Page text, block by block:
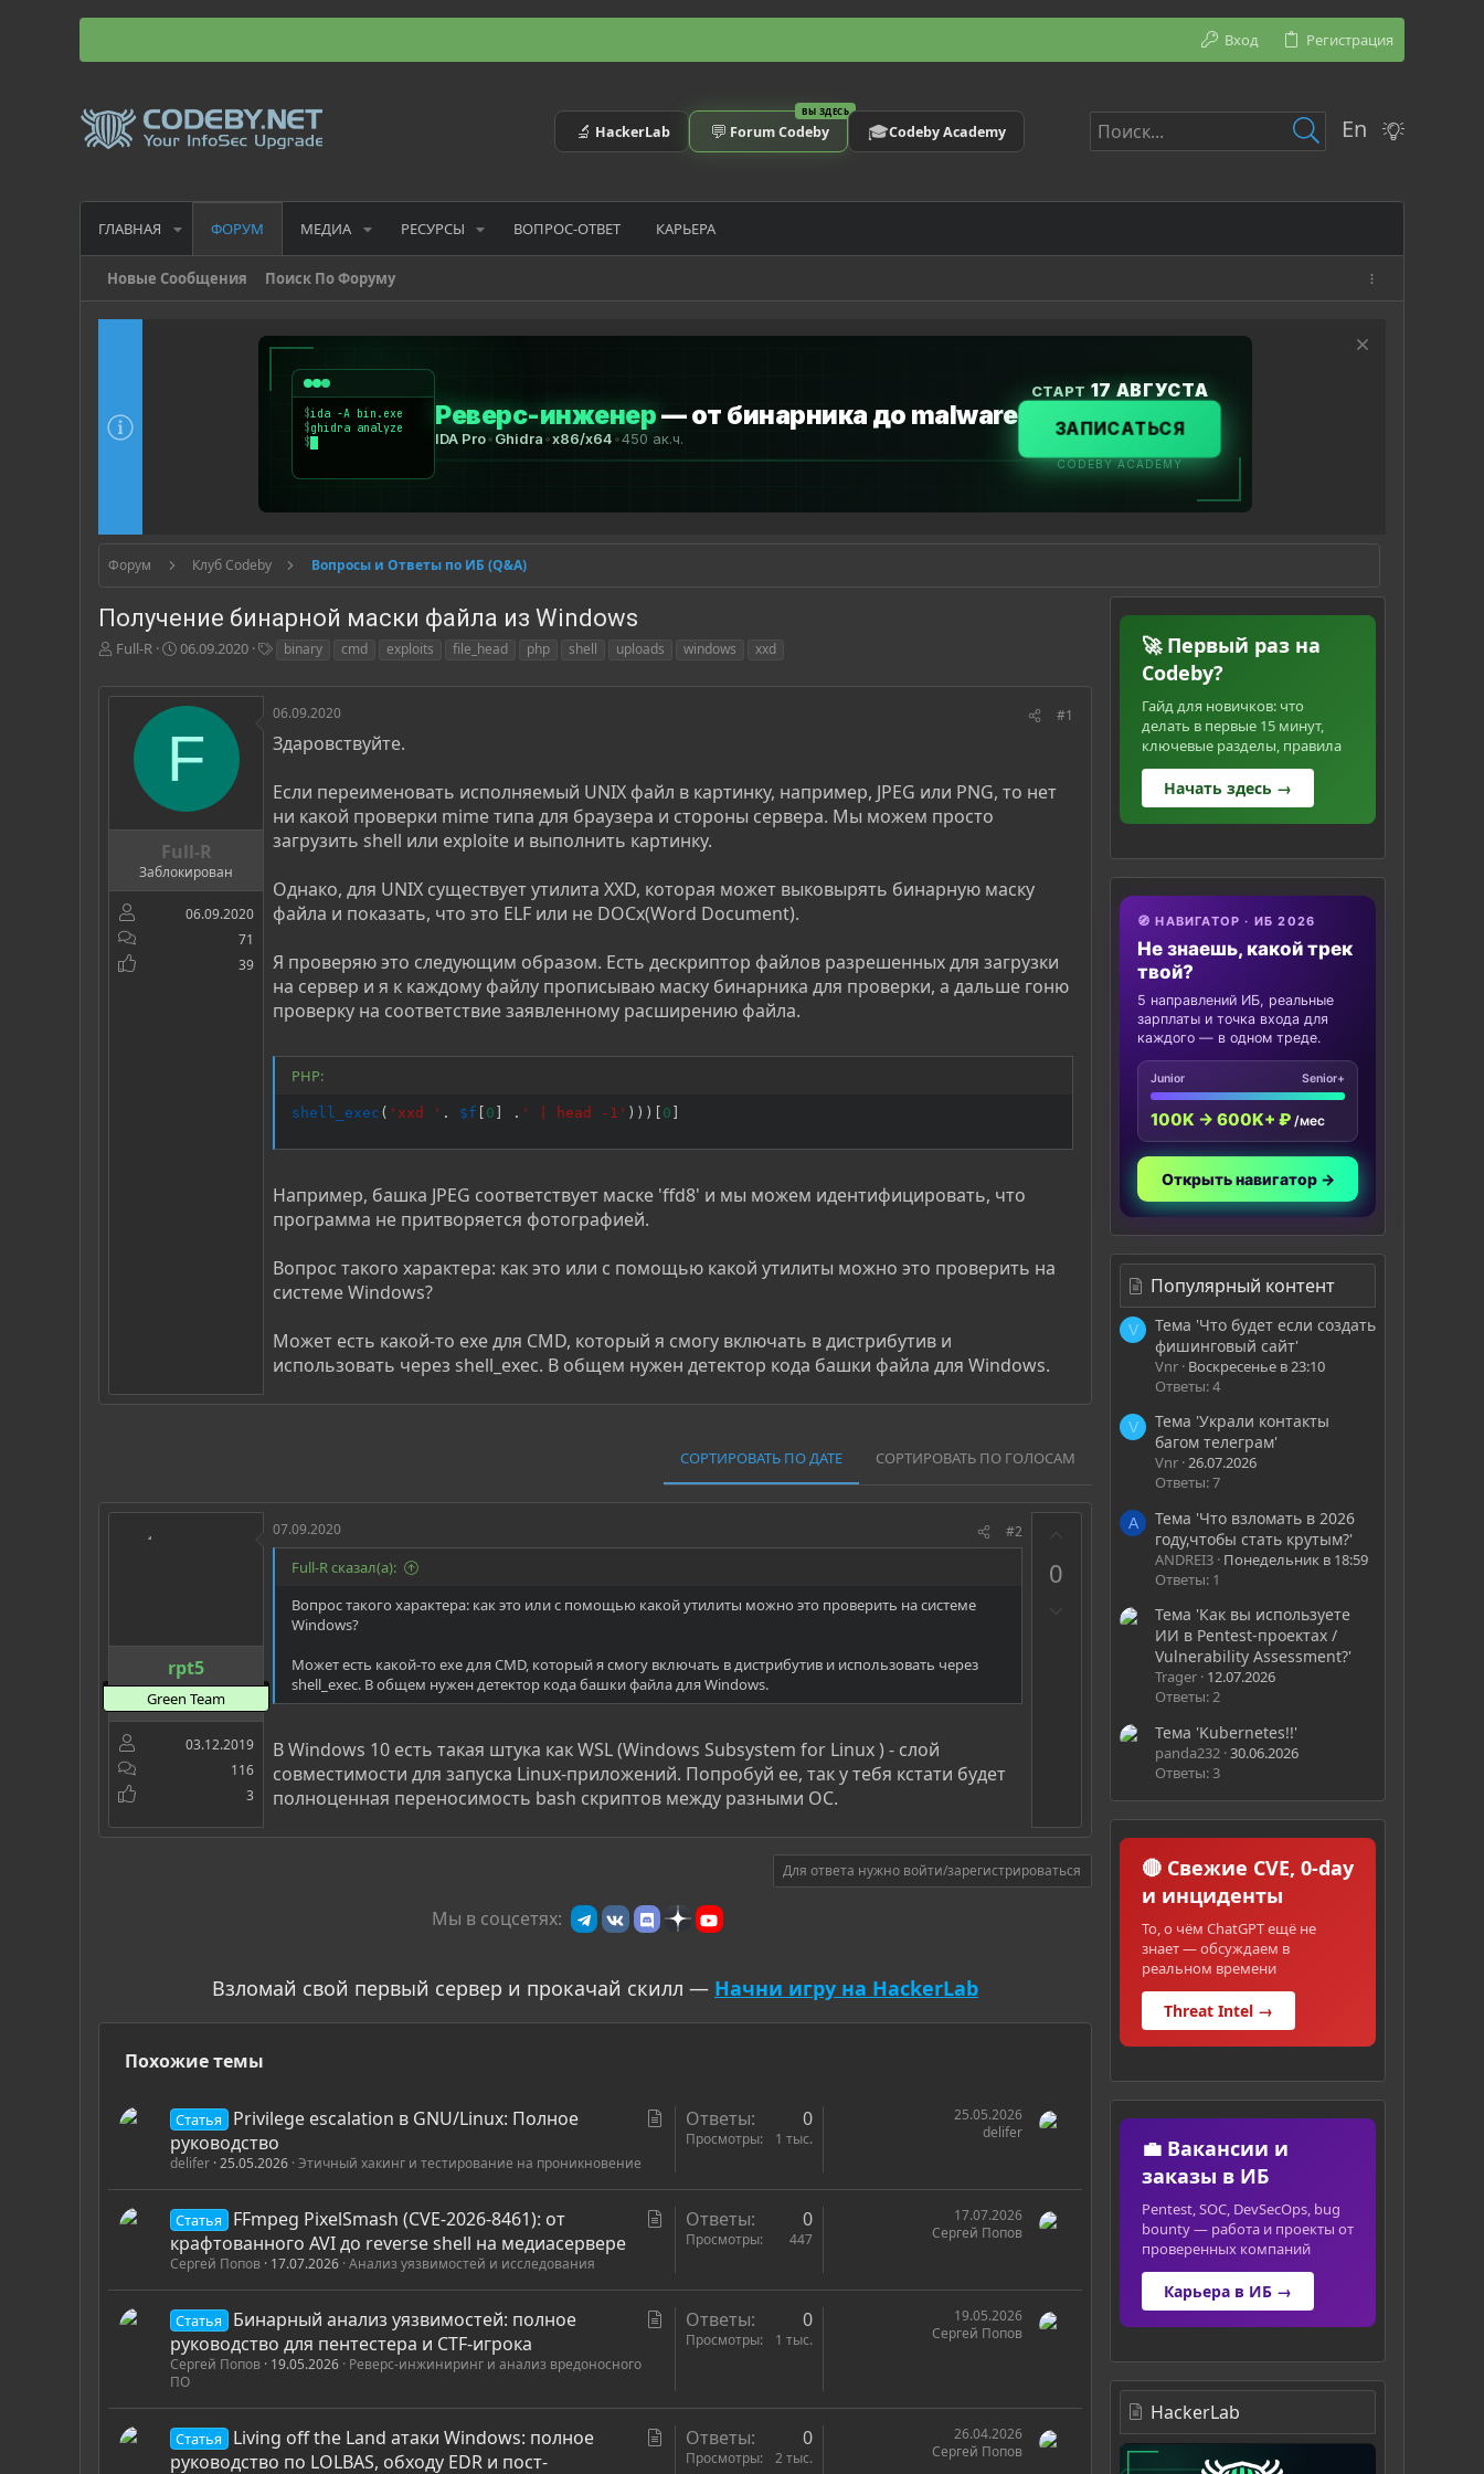
Вход Регистрация
🔬 HackerLab
ВЫ ЗДЕСЬ
💬 Forum Codeby 🎓Codeby Academy En
ГЛАВНАЯ ФОРУМ МЕДИА РЕСУРСЫ ВОПРОС-ОТВЕТ КАРЬЕРА
Новые Сообщения Поиск По Форуму
Форум Клуб Codeby Вопросы и Ответы по ИБ (Q&A)
Получение бинарной маски файла из Windows
А
т
Full-R
Д
т
а
а
ч
л
а
06.09.2020
г
и
binary cmd exploits file_head php shell uploads windows xxd
F
Full-R
Заблокирован
06.09.2020
71
39
06.09.2020 #1
Здаровствуйте.
Если переименовать исполняемый UNIX файл в картинку, например, JPEG или PNG, то нет
ни какой проверки mime типа для браузера и стороны сервера. Мы можем просто
загрузить shell или exploite и выполнить картинку.
Однако, для UNIX существует утилита XXD, которая может выковырять бинарную маску
файла и показать, что это ELF или не DOCx(Word Document).
Я проверяю это следующим образом. Есть дескриптор файлов разрешенных для загрузки
на сервер и я к каждому файлу прописываю маску бинарника для проверки, а дальше гоню
проверку на соответствие заявленному расширению файла.
PHP:
shell_exec ( 'xxd ' . $f 0 . ' | head -1' ) ) ) 0
Например, башка JPEG соответствует маске 'ffd8' и мы можем идентифицировать, что
программа не притворяется фотографией.
Вопрос такого характера: как это или с помощью какой утилиты можно это проверить на
системе Windows?
Может есть какой-то exe для CMD, который я смогу включать в дистрибутив и
использовать через shell_exec. В общем нужен детектор кода башки файла для Windows.
СОРТИРОВАТЬ ПО ДАТЕ СОРТИРОВАТЬ ПО ГОЛОСАМ
rpt5
Green Team
03.12.2019
116
3
07.09.2020 #2
Full-R сказал(а):
Вопрос такого характера: как это или с помощью какой утилиты можно это проверить на системе
Windows?
Может есть какой-то exe для CMD, который я смогу включать в дистрибутив и использовать через
shell_exec. В общем нужен детектор кода башки файла для Windows.
В Windows 10 есть такая штука как WSL (Windows Subsystem for Linux ) - слой
совместимости для запуска Linux-приложений. Попробуй ее, так у тебя кстати будет
полноценная переносимость bash скриптов между разными ОС.
0
Для ответа нужно войти/зарегистрироваться
Мы в соцсетях:
Взломай свой первый сервер и прокачай скилл — Начни игру на HackerLab
Похожие темы
т
Статья
Privilege escalation в GNU/Linux: Полное
руководство
delifer 25.05.2026 Этичный хакинг и тестирование на проникновение
Ответы 0
Просмотры 1 тыс.
25.05.2026
delifer
т
Статья
FFmpeg PixelSmash (CVE-2026-8461): от
крафтованного AVI до reverse shell на медиасервере
Сергей Попов 17.07.2026 Анализ уязвимостей и исследования
Ответы 0
Просмотры 447
17.07.2026
Сергей Попов
ь
Статья
Бинарный анализ уязвимостей: полное
руководство для пентестера и CTF-игрока
Сергей Попов 19.05.2026 Реверс-инжиниринг и анализ вредоносного
ПО
Ответы 0
Просмотры 1 тыс.
19.05.2026
Сергей Попов
Статья
Living off the Land атаки Windows: полное
руководство по LOLBAS, обходу EDR и пост-
Ответы 0
Просмотры 2 тыс.
26.04.2026
Сергей Попов
🚀 Первый раз на
Codeby?
Гайд для новичков: что
делать в первые 15 минут,
ключевые разделы, правила
Начать здесь →
🧭 НАВИГАТОР · ИБ 2026
Не знаешь, какой трек
твой?
5 направлений ИБ, реальные
зарплаты и точка входа для
каждого — в одном треде.
Junior Senior+
100K → 600K+ ₽ /мес
Открыть навигатор →
Популярный контент
V
Тема 'Что будет если создать
фишинговый сайт'
Vnr Воскресенье в 23:10
Ответы: 4
V
Тема 'Украли контакты
багом телеграм'
Vnr 26.07.2026
Ответы: 7
A
Тема 'Что взломать в 2026
году,чтобы стать крутым?'
ANDREI3 Понедельник в 18:59
Ответы: 1
Тема 'Как вы используете
ИИ в Pentest-проектах /
Vulnerability Assessment?'
Trager 12.07.2026
Ответы: 2
Тема 'Kubernetes!!'
panda232 30.06.2026
Ответы: 3
🔴 Свежие CVE, 0-day
и инциденты
То, о чём ChatGPT ещё не
знает — обсуждаем в
реальном времени
Threat Intel →
💼 Вакансии и
заказы в ИБ
Pentest, SOC, DevSecOps, bug
bounty — работа и проекты от
проверенных компаний
Карьера в ИБ →
HackerLab